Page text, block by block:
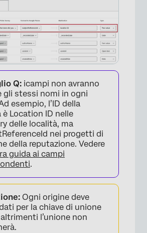
Q: icampi non avranno
gli stessi nomi in ogni
esempio, l’ID della
è Location ID nelle
delle località, ma
nei progetti di
della reputazione. Vedere
guida ai campi
.
Ogni origine deve
per la chiave di unione
l’unione non